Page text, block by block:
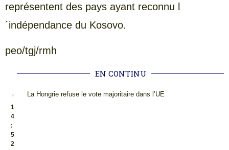
représentent des pays ayant reconnu l
´indépendance du Kosovo.
peo/tgj/rmh
EN CONTINU
.
1
4
:
5
2
La Hongrie refuse le vote majoritaire dans l’UE